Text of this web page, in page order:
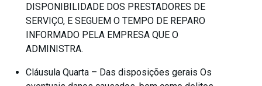
DISPONIBILIDADE DOS PRESTADORES DE
SERVIÇO, E SEGUEM O TEMPO DE REPARO
INFORMADO PELA EMPRESA QUE O
ADMINISTRA.
Cláusula Quarta – Das disposições gerais Os